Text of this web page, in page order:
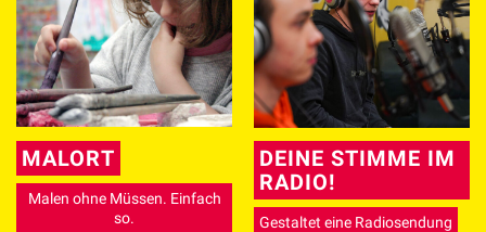
MALORT
Malen ohne Müssen. Einfach
so.
DEINE STIMME IM
RADIO!
Gestaltet eine Radiosendung